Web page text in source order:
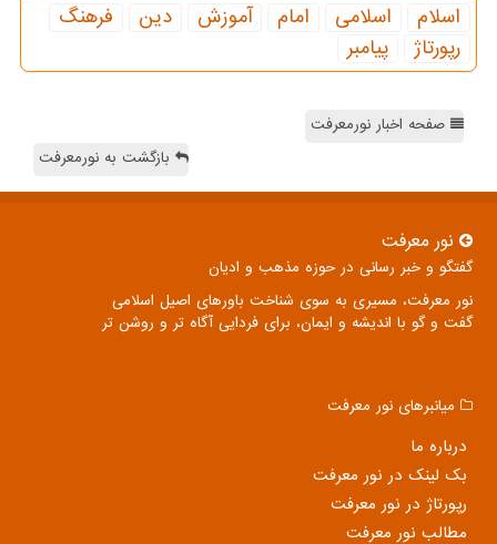
اسلام اسلامی امام آموزش دین
فرهنگ
رپورتاژ
پیامبر
صفحه اخبار نورمعرفت
بازگشت به نورمعرفت
نور معرفت
گفتگو و خبر رسانی در حوزه مذهب و ادیان
نور معرفت، مسیری به سوی شناخت باورهای اصیل اسلامی
گفت و گو با اندیشه و ایمان، برای فردایی آگاه تر و روشن تر
میانبرهای نور معرفت
درباره ما
بک لینک در نور معرفت
رپورتاژ در نور معرفت
مطالب نور معرفت